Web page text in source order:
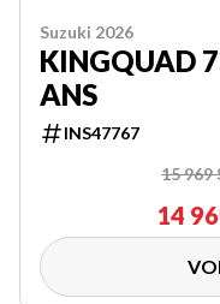
Suzuki 2026
KINGQUAD
ANS
INS47767
15 969
14